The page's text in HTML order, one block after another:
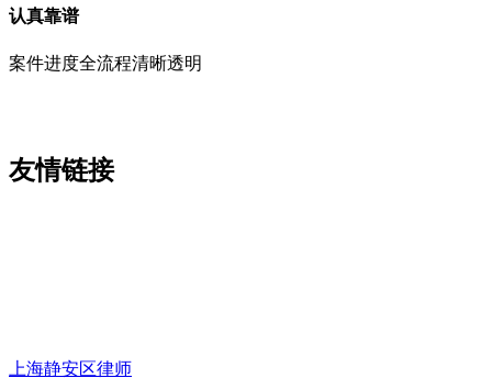
认真靠谱
案件进度全流程清晰透明
友情链接
上海静安区律师